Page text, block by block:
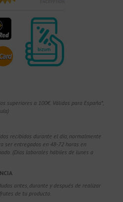
superiores a 100€. Válidos para España*,
recibidos durante el día, normalmente
ser entregados en 48-72 horas en
(Días laborales hábiles de lunes a
antes, durante y después de realizar
de tu producto.